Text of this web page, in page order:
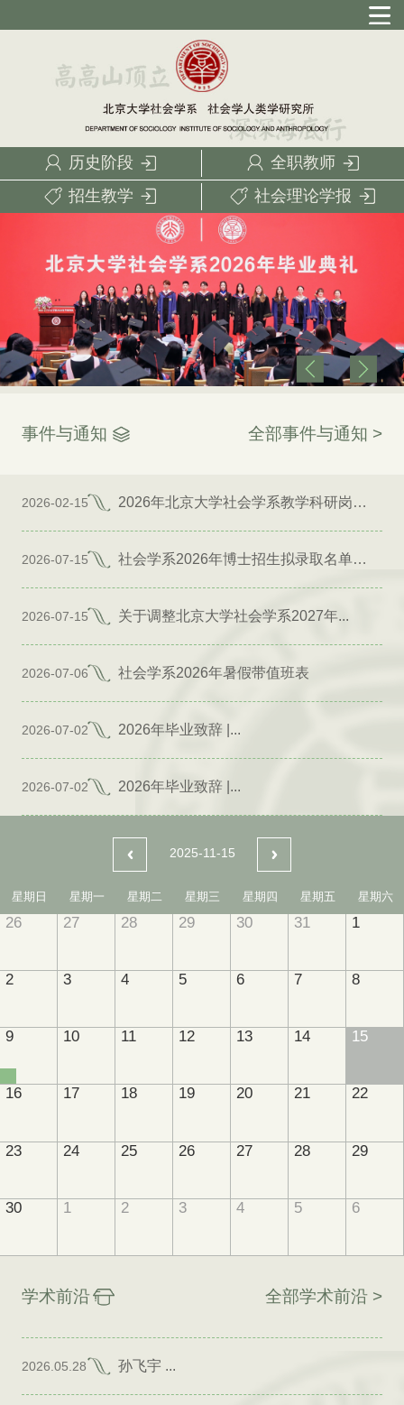
历史阶段
全职教师
招生教学
社会理论学报
事件与通知 全部事件与通知 >
2026-02-15 2026年北京大学社会学系教学科研岗位招聘启事
2026-07-15 社会学系2026年博士招生拟录取名单公示（专项）
2026-07-15 关于调整北京大学社会学系2027年...
2026-07-06 社会学系2026年暑假带值班表
2026-07-02 2026年毕业致辞 |...
2026-07-02 2026年毕业致辞 |...
2025-11-15
星期日 星期一 星期二 星期三 星期四 星期五 星期六
26 27 28 29 30 31 1
2 3 4 5 6 7 8
9 10 11 12 13 14 15
16 17 18 19 20 21 22
23 24 25 26 27 28 29
30 1 2 3 4 5 6
学术前沿 全部学术前沿 >
2026.05.28 孙飞宇 ...